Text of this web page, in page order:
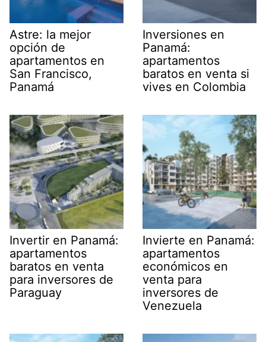
Astre: la mejor
opción de
apartamentos en
San Francisco,
Panamá
Inversiones en
Panamá:
apartamentos
baratos en venta si
vives en Colombia
Invertir en Panamá:
apartamentos
baratos en venta
para inversores de
Paraguay
Invierte en Panamá:
apartamentos
económicos en
venta para
inversores de
Venezuela